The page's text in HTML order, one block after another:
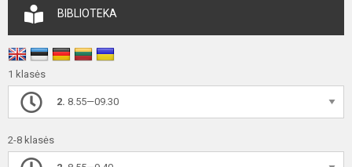
BIBLIOTEKA
1 klasės
2. 8.55—09.30
2-8 klasės